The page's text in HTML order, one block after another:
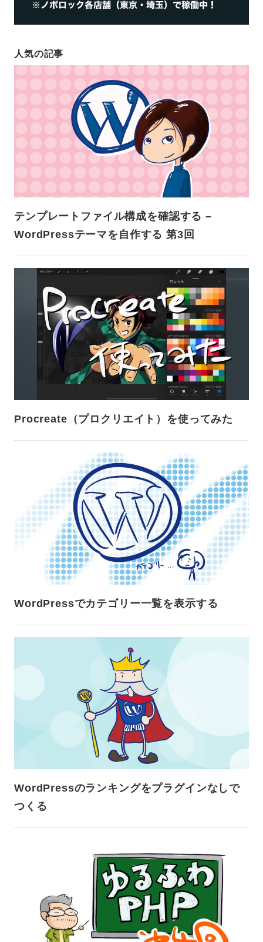
人気の記事
テンプレートファイル構成を確認する –
WordPressテーマを自作する 第3回
Procreate（プロクリエイト）を使ってみた
WordPressでカテゴリー一覧を表示する
WordPressのランキングをプラグインなしで
つくる